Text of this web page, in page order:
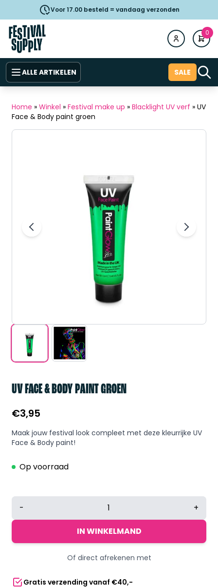
Voor 17.00 besteld = vandaag verzonden
0
ALLE ARTIKELEN SALE
Home » Winkel » Festival make up » Blacklight UV verf » UV
Face & Body paint groen
UV FACE & BODY PAINT GROEN
€3,95
Maak jouw festival look compleet met deze kleurrijke UV
Face & Body paint!
Op voorraad
UV
&
- +
IN WINKELMAND
Of direct afrekenen met
Gratis verzending vanaf €40,-